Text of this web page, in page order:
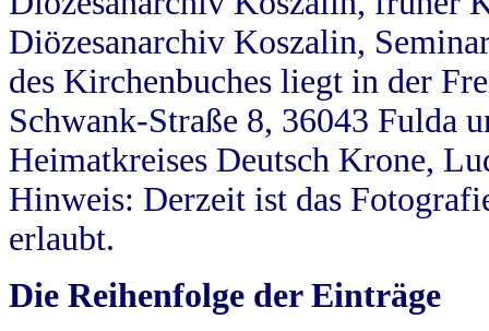
Diözesanarchiv Koszalin,
des Kirchenbuches liegt in der
Schwank-Straße 8, 36043 Fulda
Heimatkreises Deutsch Krone,
Hinweis: Derzeit ist das
erlaubt.
Die Reihenfolge der Einträge